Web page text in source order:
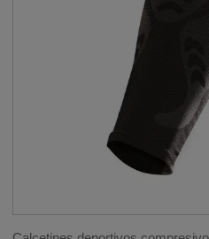
GAMA SPORT
ELÁSTICOS
COMPRESIÓN